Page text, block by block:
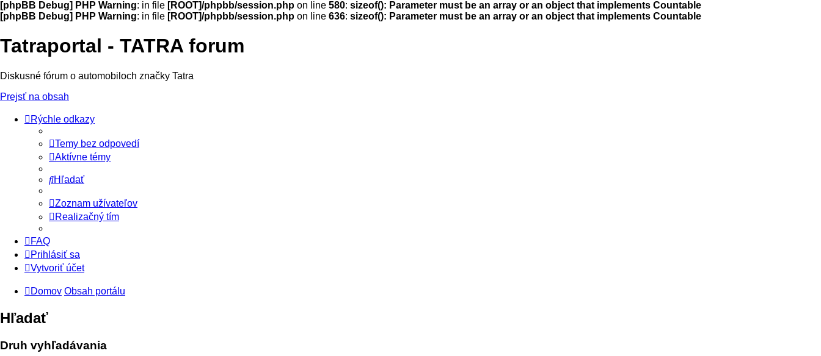
[phpBB Debug] PHP Warning: in file [ROOT]/phpbb/session.php on line 580: sizeof(): Parameter must be an array or an object that implements Countable
[phpBB Debug] PHP Warning: in file [ROOT]/phpbb/session.php on line 636: sizeof(): Parameter must be an array or an object that implements Countable
Tatraportal - TATRA forum
Diskusné fórum o automobiloch značky Tatra
Prejsť na obsah
Rýchle odkazy
Temy bez odpovedí
Aktívne témy
Hľadať
Zoznam užívateľov
Realizačný tím
FAQ
Prihlásiť sa
Vytvoriť účet
Domov Obsah portálu
Hľadať
Druh vyhľadávania